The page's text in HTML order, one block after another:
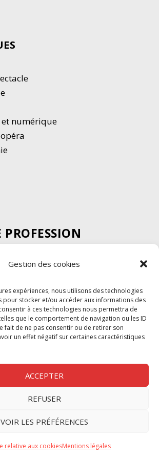
Gestion des cookies
expériences, nous utilisons des technologies
pour stocker et/ou accéder aux informations des
à ces technologies nous permettra de
que le comportement de navigation ou les ID
fait de ne pas consentir ou de retirer son
un effet négatif sur certaines caractéristiques
ACCEPTER
REFUSER
VOIR LES PRÉFÉRENCES
relative aux cookiesMentions légales
numérique
PROFESSION
Spectacle
visuel
Nous contacter